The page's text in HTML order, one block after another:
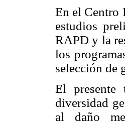
En el Centro
estudios
RAPD y la
los
selección de
El presente
diversidad
al daño